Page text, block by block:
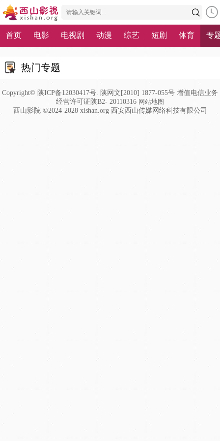
首页 电影 电视剧 动漫 综艺 短剧 体育 专
热门专题
Copyright© 陕ICP备12030417号. 陕网文[2010] 1877-055号 增值电信业务
经营许可证陕B2- 20110316 网站地图
西山影院 ©2024-2028 xishan.org 西安西山传媒网络科技有限公司